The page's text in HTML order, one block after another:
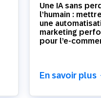
Une IA sans
l’humain :
une
marketing
pour l’e-
En savoir plus